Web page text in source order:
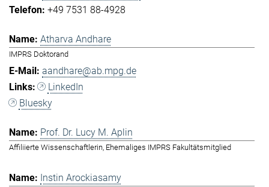
+49 7531 88-4928
Atharva Andhare
IMPRS Doktorand
aandhare@ab.mpg.de
LinkedIn
Bluesky
Prof. Dr. Lucy M. Aplin
Affiliierte Wissenschaftlerin, Ehemaliges IMPRS Fakultätsmitglied
Instin Arockiasamy